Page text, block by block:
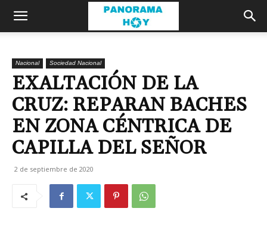
Nacional Sociedad Nacional
EXALTACIÓN DE LA
CRUZ: REPARAN BACHES
EN ZONA CÉNTRICA DE
CAPILLA DEL SEÑOR
2 de septiembre de 2020